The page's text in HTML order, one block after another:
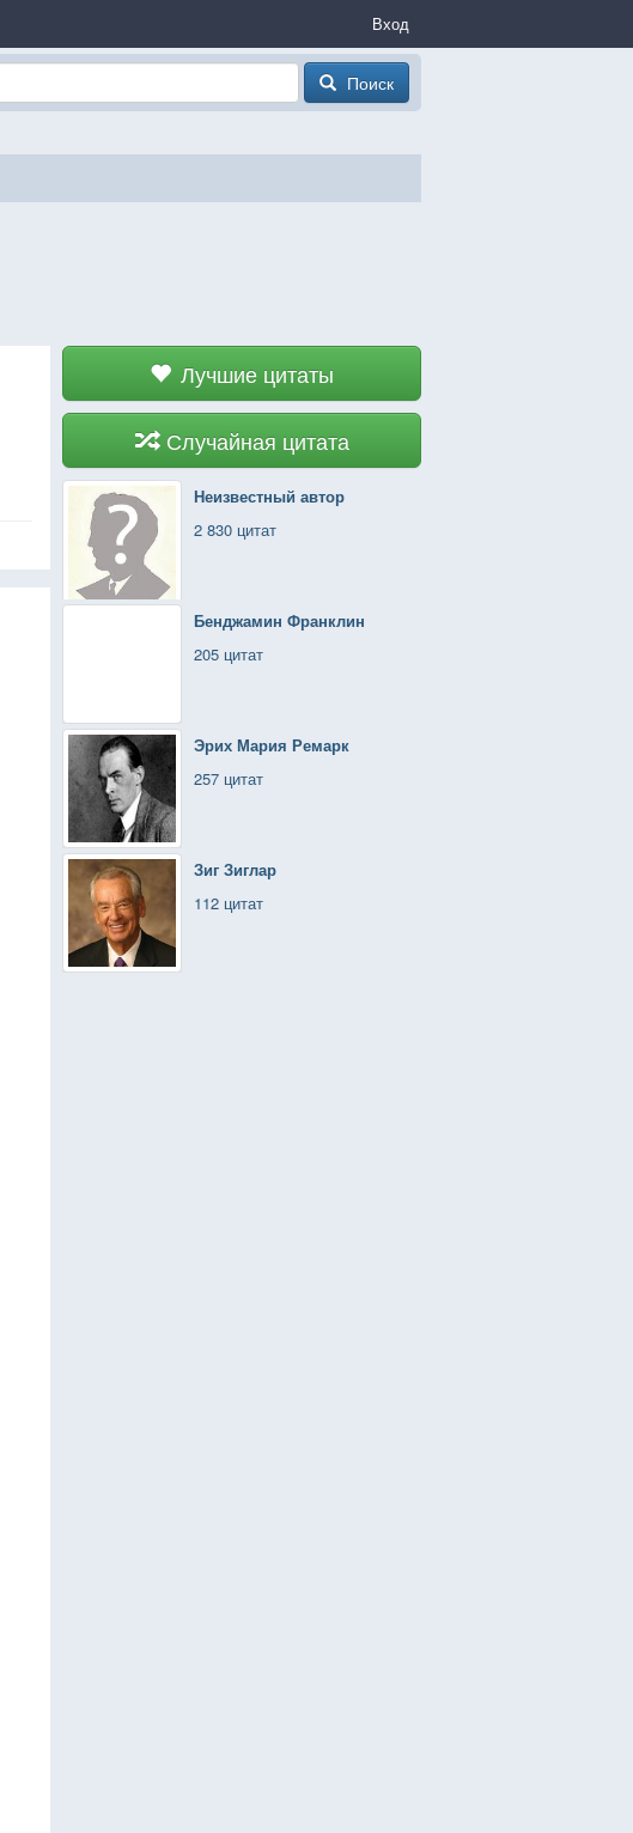
Вход
Поиск
Лучшие цитаты
Случайная цитата
Неизвестный автор
2 830 цитат
Бенджамин Франклин
205 цитат
Эрих Мария Ремарк
257 цитат
Зиг Зиглар
112 цитат